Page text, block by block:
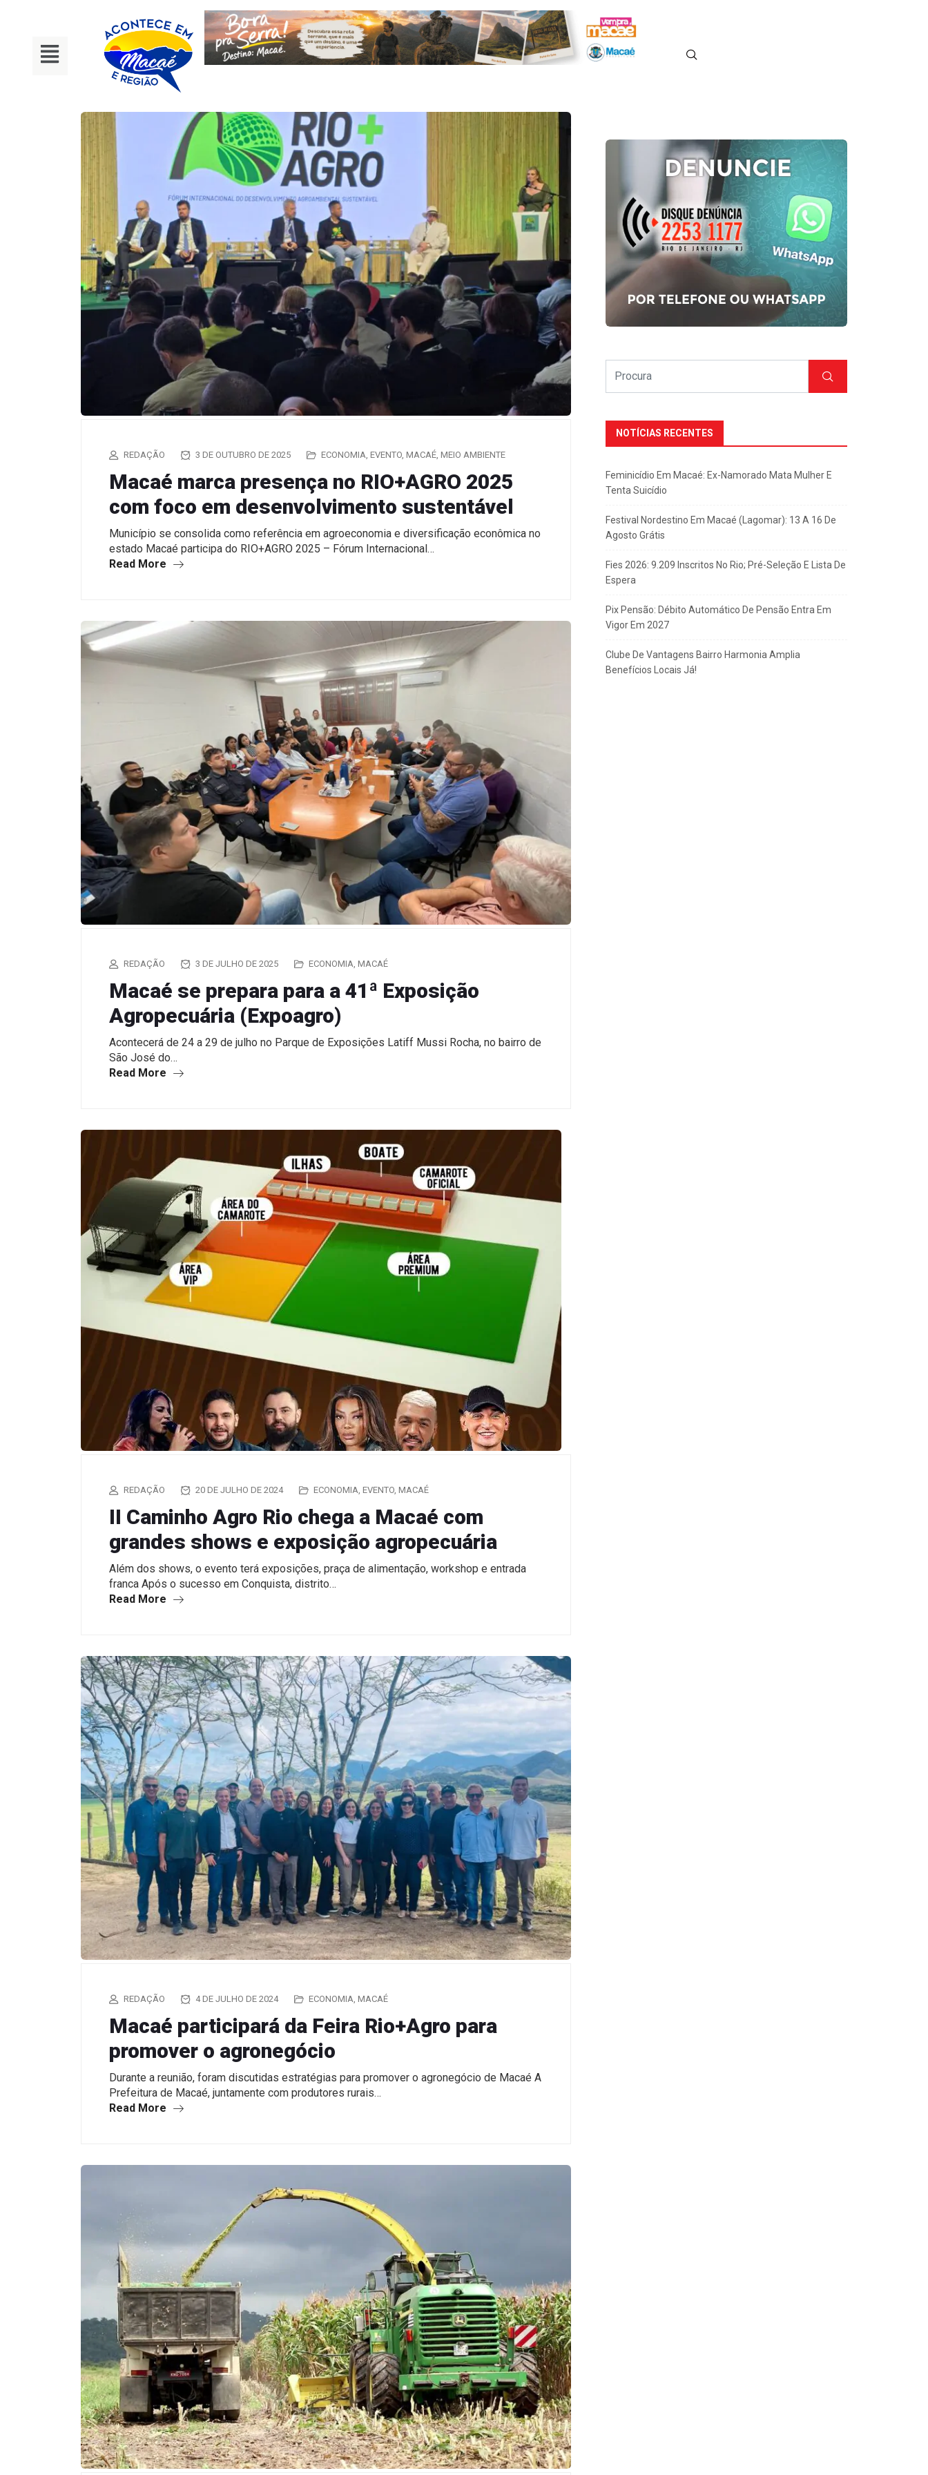
REDAÇÃO 3 DE OUTUBRO DE 2025 ECONOMIA EVENTO MACAÉ MEIO AMBIENTE
Macaé marca presença no RIO+AGRO 2025
com foco em desenvolvimento sustentável
Município se consolida como referência em agroeconomia e diversificação econômica no
estado Macaé participa do RIO+AGRO 2025 – Fórum Internacional…
Read More
REDAÇÃO 3 DE JULHO DE 2025 ECONOMIA MACAÉ
Macaé se prepara para a 41ª Exposição
Agropecuária (Expoagro)
Acontecerá de 24 a 29 de julho no Parque de Exposições Latiff Mussi Rocha, no bairro de
São José do…
Read More
REDAÇÃO 20 DE JULHO DE 2024 ECONOMIA EVENTO MACAÉ
II Caminho Agro Rio chega a Macaé com
grandes shows e exposição agropecuária
Além dos shows, o evento terá exposições, praça de alimentação, workshop e entrada
franca Após o sucesso em Conquista, distrito…
Read More
REDAÇÃO 4 DE JULHO DE 2024 ECONOMIA, MACAÉ
Macaé participará da Feira Rio+Agro para
promover o agronegócio
Durante a reunião, foram discutidas estratégias para promover o agronegócio de Macaé A
Prefeitura de Macaé, juntamente com produtores rurais…
Read More
NOTÍCIAS RECENTES
Feminicídio Em Macaé: Ex-Namorado Mata Mulher E
Tenta Suicídio
Festival Nordestino Em Macaé (Lagomar): 13 A 16 De
Agosto Grátis
Fies 2026: 9.209 Inscritos No Rio; Pré-Seleção E Lista De
Espera
Pix Pensão: Débito Automático De Pensão Entra Em
Vigor Em 2027
Clube De Vantagens Bairro Harmonia Amplia
Benefícios Locais Já!